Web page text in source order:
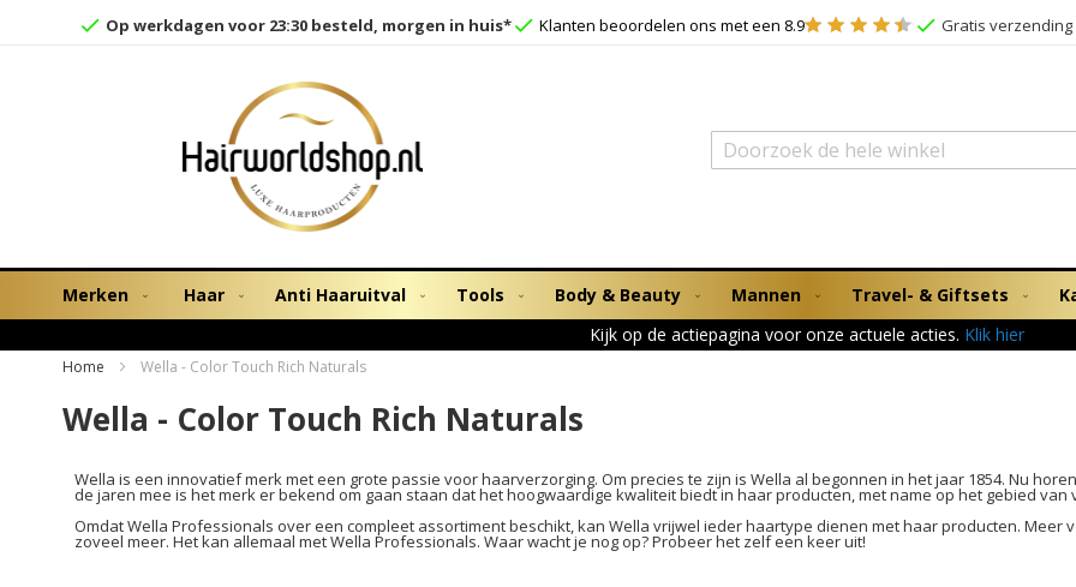
Op werkdagen voor 23:30 besteld, morgen in huis* Klanten beoordelen ons met een 8.9 Gratis verzending
Merken Haar Anti Haaruitval Tools Body & Beauty Mannen Travel- & Giftsets
Kijk op de actiepagina voor onze actuele acties. Klik hier
Home Wella - Color Touch Rich Naturals
Wella - Color Touch Rich Naturals
Wella is een innovatief merk met een grote passie voor haarverzorging. Om precies te zijn is Wella al begonnen in het jaar 1854. Nu
de jaren mee is het merk er bekend om gaan staan dat het hoogwaardige kwaliteit biedt in haar producten, met name op het gebied van
Omdat Wella Professionals over een compleet assortiment beschikt, kan Wella vrijwel ieder haartype dienen met haar producten. Meer
zoveel meer. Het kan allemaal met Wella Professionals. Waar wacht je nog op? Probeer het zelf een keer uit!